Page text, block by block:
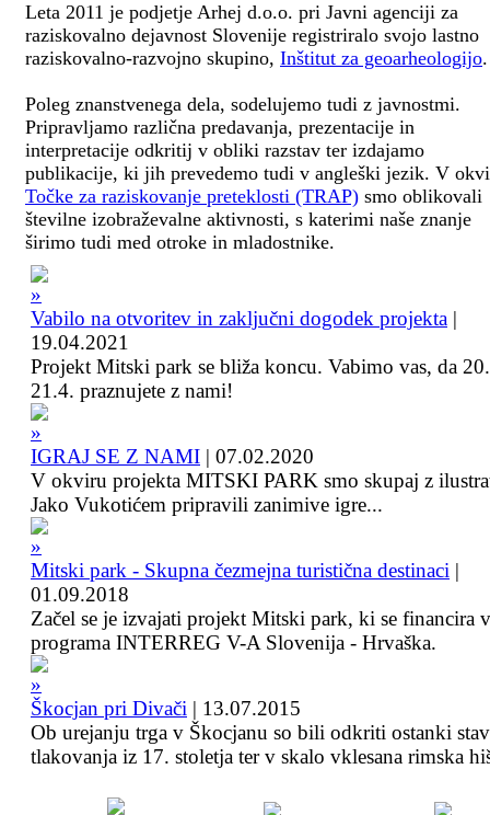
Leta 2011 je podjetje Arhej d.o.o. pri Javni agenciji za
raziskovalno dejavnost Slovenije registriralo svojo lastno
raziskovalno-razvojno skupino, Inštitut za geoarheologijo.
Poleg znanstvenega dela, sodelujemo tudi z javnostmi.
Pripravljamo različna predavanja, prezentacije in
interpretacije odkritij v obliki razstav ter izdajamo
publikacije, ki jih prevedemo tudi v angleški jezik. V
Točke za raziskovanje preteklosti (TRAP) smo oblikovali
številne izobraževalne aktivnosti, s katerimi naše znanje
širimo tudi med otroke in mladostnike.
Vabilo na otvoritev in zaključni dogodek projekta |
19.04.2021
Projekt Mitski park se bliža koncu. Vabimo vas, da
21.4. praznujete z nami!
IGRAJ SE Z NAMI | 07.02.2020
V okviru projekta MITSKI PARK smo skupaj z
Jako Vukotićem pripravili zanimive igre...
Mitski park - Skupna čezmejna turistična destinaci |
01.09.2018
Začel se je izvajati projekt Mitski park, ki se financira
programa INTERREG V-A Slovenija - Hrvaška.
Škocjan pri Divači | 13.07.2015
Ob urejanju trga v Škocjanu so bili odkriti ostanki
tlakovanja iz 17. stoletja ter v skalo vklesana rimska